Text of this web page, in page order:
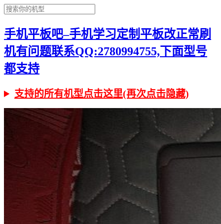
手机平板吧–手机学习定制平板改正常刷
机有问题联系QQ:2780994755,下面型号
都支持
支持的所有机型点击这里(再次点击隐藏)